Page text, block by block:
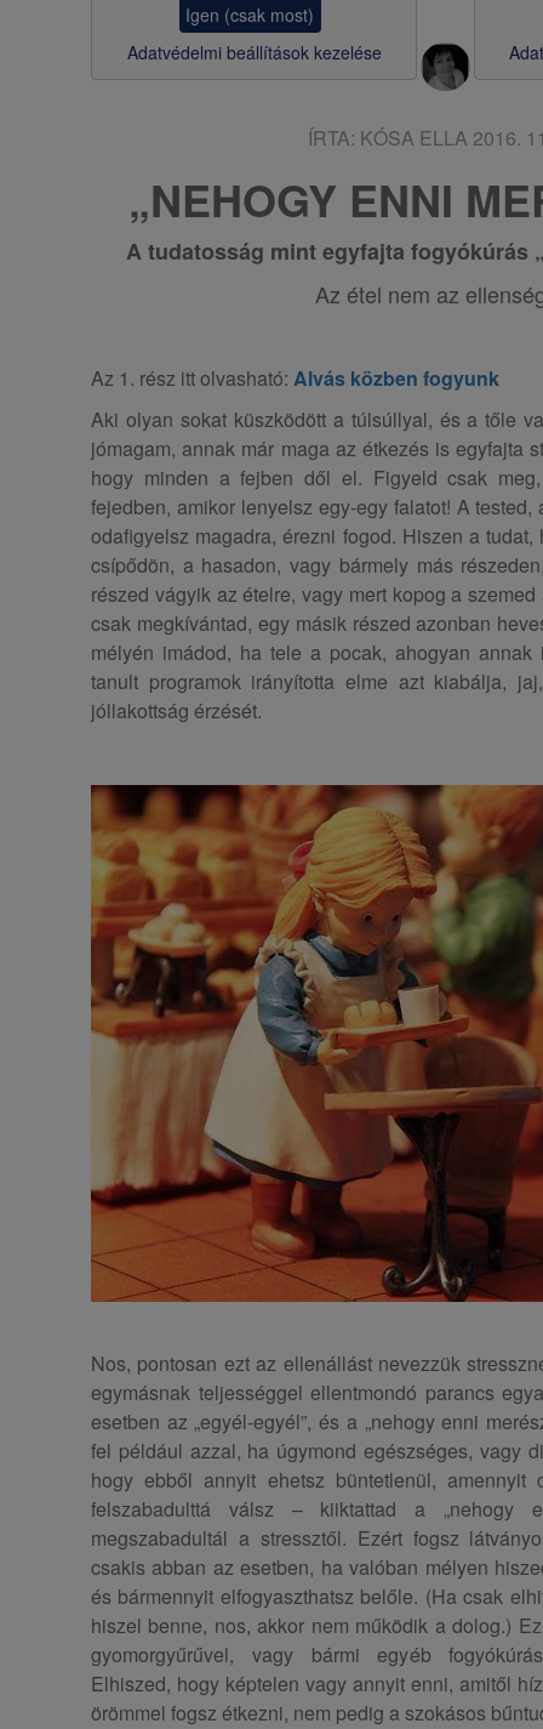
Igen (csak most)
Adatvédelmi beállítások kezelése
ÍRTA: KÓSA ELLA 2016.
„NEHOGY ENNI
A tudatosság mint egyfajta fogyókúrás
Az étel nem az
Az 1. rész itt olvasható: Alvás közben fogyunk
Aki olyan sokat küszködött a túlsúllyal, és a tőle
jómagam, annak már maga az étkezés is egyfajta
hogy minden a fejben dől el. Figyeld csak
fejedben, amikor lenyelsz egy-egy falatot! A
odafigyelsz magadra, érezni fogod. Hiszen a
csípődön, a hasadon, vagy bármely más
részed vágyik az ételre, vagy mert kopog a
csak megkívántad, egy másik részed azonban
mélyén imádod, ha tele a pocak, ahogyan
tanult programok irányította elme azt kiabálja,
jóllakottság érzését.
Nos, pontosan ezt az ellenállást nevezzük
egymásnak teljességgel ellentmondó parancs
esetben az „egyél-egyél”, és a „nehogy enni
fel például azzal, ha úgymond egészséges, vagy
hogy ebből annyit ehetsz büntetlenül,
felszabadulttá válsz – kiiktattad a „nehogy
megszabadultál a stressztől. Ezért fogsz
csakis abban az esetben, ha valóban mélyen
és bármennyit elfogyaszthatsz belőle. (Ha csak
hiszel benne, nos, akkor nem működik a dolog.)
gyomorgyűrűvel, vagy bármi egyéb
Elhiszed, hogy képtelen vagy annyit enni, amitől
örömmel fogsz étkezni, nem pedig a szokásos